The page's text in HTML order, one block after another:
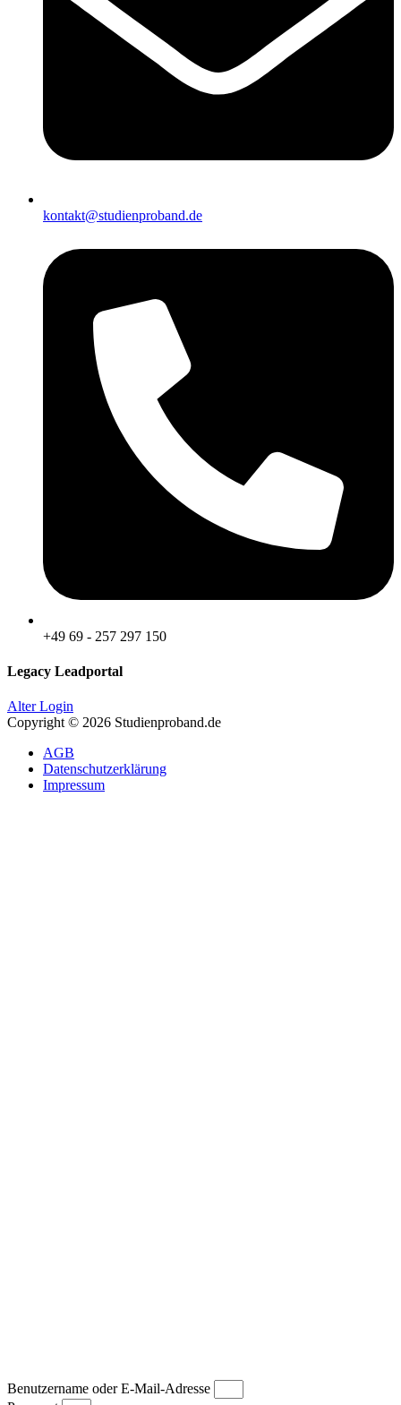
kontakt@studienproband.de
+49 69 - 257 297 150
Legacy Leadportal
Alter Login
Copyright © 2026 Studienproband.de
AGB
Datenschutzerklärung
Impressum
Benutzername oder E-Mail-Adresse